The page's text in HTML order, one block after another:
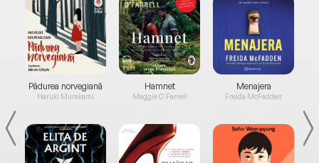
Pădurea norvegiană
Haruki Murakami
Hamnet
Maggie O'Farrell
Menajera
Freida McFadden